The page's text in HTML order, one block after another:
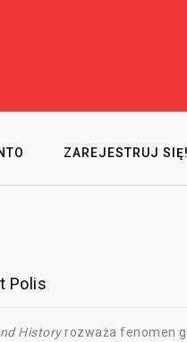
ZAREJESTRUJ SIĘ!
Polis
Historyrozważa fenomen